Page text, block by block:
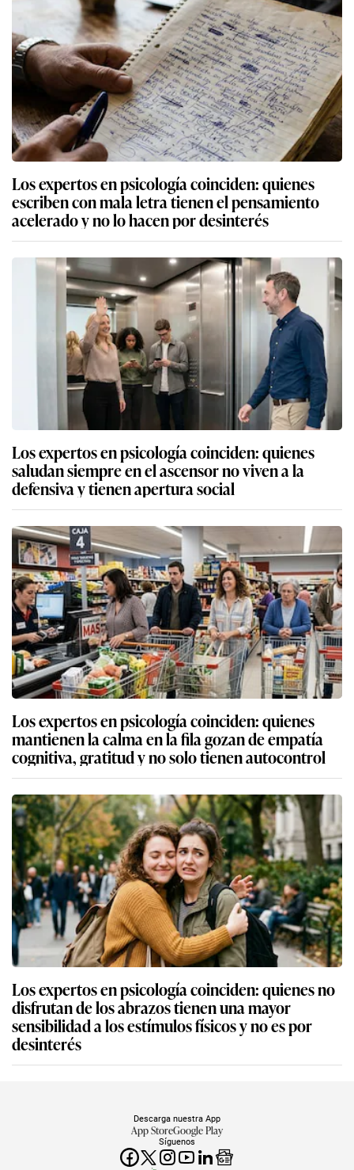
Los expertos en psicología coinciden: quienes
escriben con mala letra tienen el pensamiento
acelerado y no lo hacen por desinterés
Los expertos en psicología coinciden: quienes
saludan siempre en el ascensor no viven a la
defensiva y tienen apertura social
Los expertos en psicología coinciden: quienes
mantienen la calma en la fila gozan de empatía
cognitiva, gratitud y no solo tienen autocontrol
Los expertos en psicología coinciden: quienes no
disfrutan de los abrazos tienen una mayor
sensibilidad a los estímulos físicos y no es por
desinterés
Síguenos
Descarga nuestra App
App StoreGoogle Play